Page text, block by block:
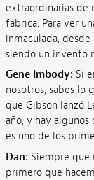
extraordinarias de
fábrica. Para ver
inmaculada,
siendo un invento
Gene Imbody: Si
nosotros, sabes lo
que Gibson lanzó
año, y hay
es uno de los
Dan: Siempre que
primero que